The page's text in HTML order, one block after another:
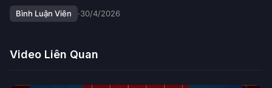
Bình Luận Viên ·30/4/2026
Video Liên Quan